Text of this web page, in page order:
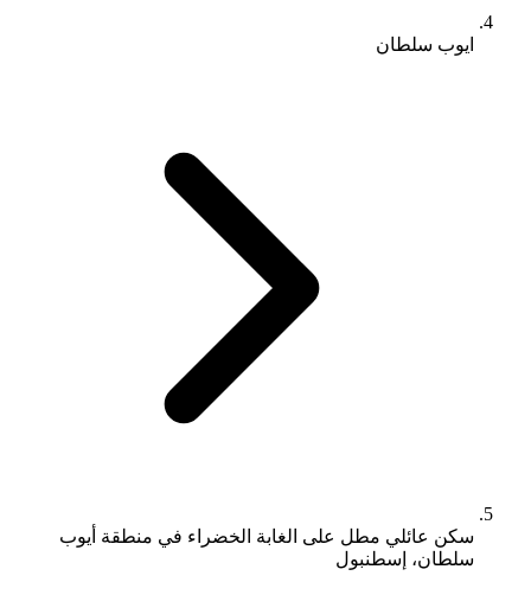
ايوب سلطان
سكن عائلي مطل على الغابة الخضراء في منطقة أيوب
سلطان، إسطنبول